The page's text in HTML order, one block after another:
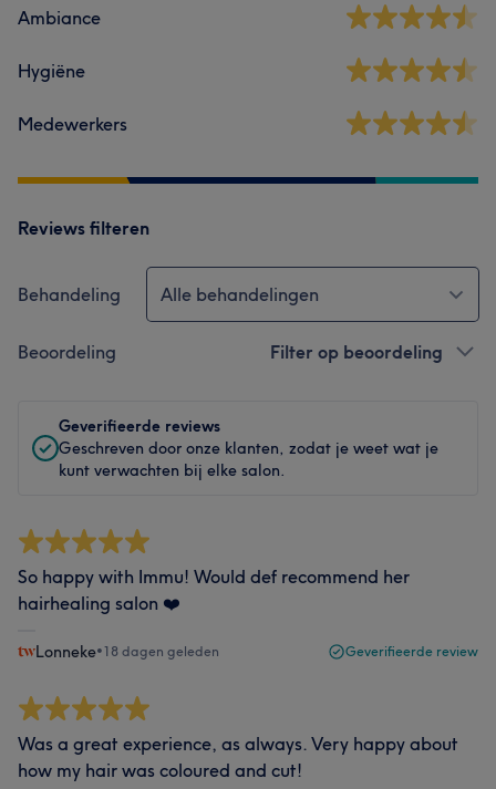
Ambiance
Hygiëne
Medewerkers
Reviews filteren
Behandeling Alle behandelingen
Beoordeling Filter op beoordeling
Geverifieerde reviews
Geschreven door onze klanten, zodat je weet wat je
kunt verwachten bij elke salon.
So happy with Immu! Would def recommend her
hairhealing salon ❤️
Lonneke•18 dagen geleden Geverifieerde review
Was a great experience, as always. Very happy about
how my hair was coloured and cut!